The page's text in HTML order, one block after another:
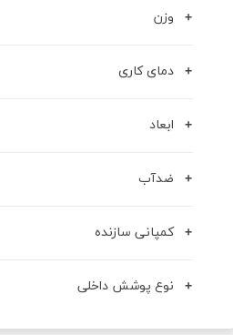
وزن
دمای کاری
ابعاد
ضدآب
کمپانی سازنده
نوع پوشش داخلی